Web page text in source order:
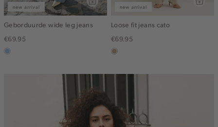
new arrival
Geborduurde wide leg jeans
€69.95
blauw,
new arrival
Loose fit jeans cato
€69.95
zand